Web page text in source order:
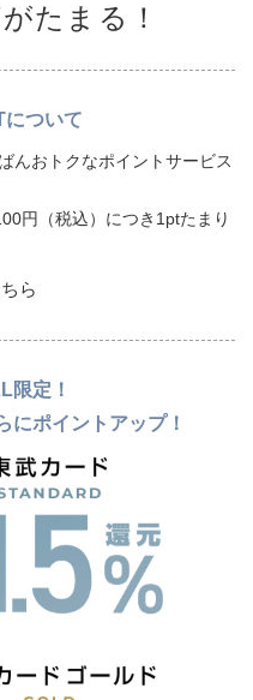
たまる！
ついて
んおトクなポイントサービス
円（税込）につき1ptたまり
ら
限定！
にポイントアップ！